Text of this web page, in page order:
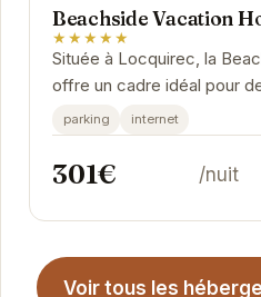
Beachside Vacation
★★★★★
Située à Locquirec, la
offre un cadre idéal pour
en bord de mer. Avec un
parking internet
301€ /nuit
Voir tous les